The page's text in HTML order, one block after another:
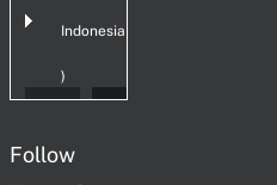
Indonesia
)
Follow